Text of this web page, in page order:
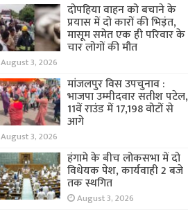
दोपहिया वाहन को बचाने के
प्रयास में दो कारों की भिड़ंत,
मासूम समेत एक ही परिवार के
चार लोगों की मौत
August 3, 2026
मांजलपुर विस उपचुनाव :
भाजपा उम्मीदवार सतीश पटेल,
11वें राउंड में 17,198 वोटों से
आगे
August 3, 2026
हंगामे के बीच लोकसभा में दो
विधेयक पेश, कार्यवाही 2 बजे
तक स्थगित
August 3, 2026